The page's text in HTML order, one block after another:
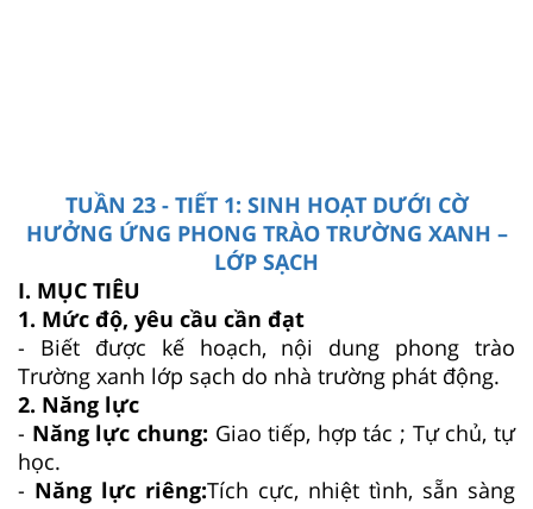
TUẦN 23 - TIẾT 1: SINH HOẠT DƯỚI CỜ
HƯỞNG ỨNG PHONG TRÀO TRƯỜNG XANH –
LỚP SẠCH
I. MỤC TIÊU
1. Mức độ, yêu cầu cần đạt
- Biết được kế hoạch, nội dung phong trào
Trường xanh lớp sạch do nhà trường phát động.
2. Năng lực
- Năng lực chung: Giao tiếp, hợp tác ; Tự chủ, tự
học.
- Năng lực riêng:Tích cực, nhiệt tình, sẵn sàng